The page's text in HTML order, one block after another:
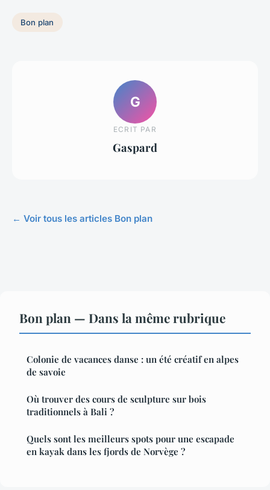
Bon plan
G
ECRIT PAR
Gaspard
← Voir tous les articles Bon plan
Bon plan — Dans la même rubrique
Colonie de vacances danse : un été créatif en alpes
de savoie
Où trouver des cours de sculpture sur bois
traditionnels à Bali ?
Quels sont les meilleurs spots pour une escapade
en kayak dans les fjords de Norvège ?